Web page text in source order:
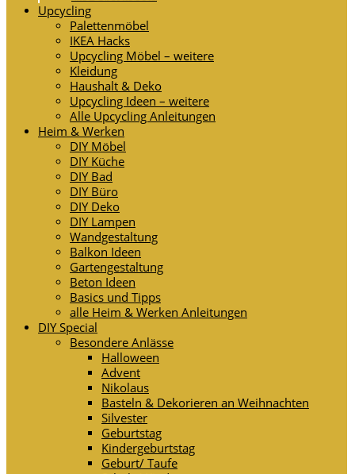
Upcycling
Palettenmöbel
IKEA Hacks
Upcycling Möbel – weitere
Kleidung
Haushalt & Deko
Upcycling Ideen – weitere
Alle Upcycling Anleitungen
Heim & Werken
DIY Möbel
DIY Küche
DIY Bad
DIY Büro
DIY Deko
DIY Lampen
Wandgestaltung
Balkon Ideen
Gartengestaltung
Beton Ideen
Basics und Tipps
alle Heim & Werken Anleitungen
DIY Special
Besondere Anlässe
Halloween
Advent
Nikolaus
Basteln & Dekorieren an Weihnachten
Silvester
Geburtstag
Kindergeburtstag
Geburt/ Taufe